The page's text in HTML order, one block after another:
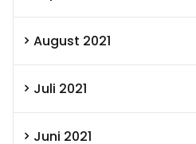
August 2021
Juli 2021
Juni 2021